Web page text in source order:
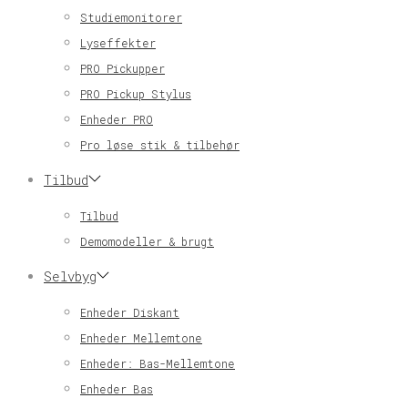
Studiemonitorer
Lyseffekter
PRO Pickupper
PRO Pickup Stylus
Enheder PRO
Pro løse stik & tilbehør
Tilbud
Tilbud
Demomodeller & brugt
Selvbyg
Enheder Diskant
Enheder Mellemtone
Enheder: Bas-Mellemtone
Enheder Bas